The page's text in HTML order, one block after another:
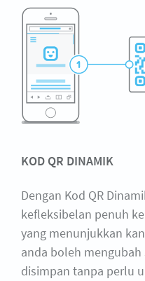
KOD QR DINAMIK
Dengan Kod QR
kefleksibelan penuh
yang menunjukkan
anda boleh
disimpan tanpa perlu